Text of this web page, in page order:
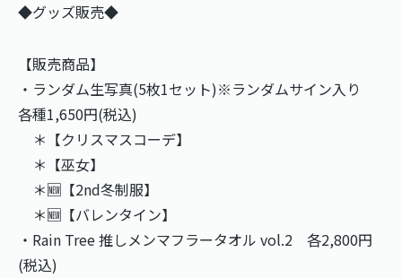
◆グッズ販売◆
【販売商品】
・ランダム生写真(5枚1セット)※ランダムサイン入り​
各種1,650円(税込)
＊【クリスマスコーデ】
＊【巫女】
＊🆕【2nd冬制服】
＊🆕【バレンタイン】
・Rain Tree 推しメンマフラータオル vol.2 各2,800円
(税込)